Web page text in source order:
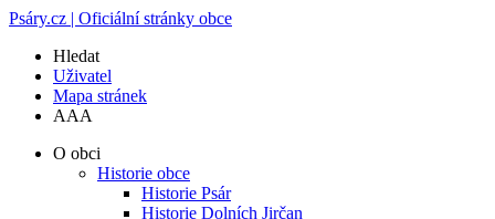
Psáry.cz | Oficiální stránky obce
Hledat
Uživatel
Mapa stránek
AAA
O obci
Historie obce
Historie Psár
Historie Dolních Jirčan